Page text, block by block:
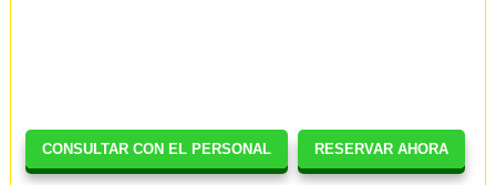
CONSULTAR CON EL PERSONAL RESERVAR AHORA